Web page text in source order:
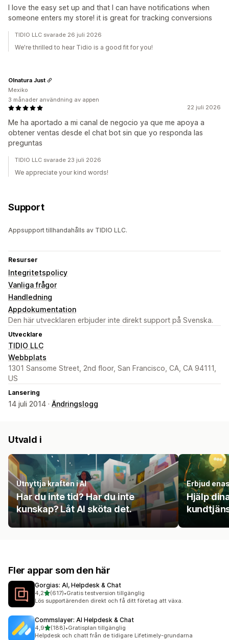
I love the easy set up and that I can have notifications when
someone enters my store! it is great for tracking conversions
TIDIO LLC svarade 26 juli 2026
We're thrilled to hear Tidio is a good fit for you!
22 juli 2026
Me ha aportado a mi canal de negocio ya que me apoya a
obtener ventas desde el chat bot sin que yo responda las
preguntas
Olnatura Just
Mexiko
3 månader användning av appen
TIDIO LLC svarade 23 juli 2026
We appreciate your kind words!
Support
Appsupport tillhandahålls av TIDIO LLC.
Resurser
Integritetspolicy
Vanliga frågor
Handledning
Appdokumentation
Den här utvecklaren erbjuder inte direkt support på Svenska.
Utvecklare
TIDIO LLC
Webbplats
1301 Sansome Street, 2nd floor, San Francisco, CA, CA 94111,
US
Lansering
14 juli 2014 · Ändringslogg
Utvald i
Utnyttja kraften i AI
Har du inte tid? Har du inte
kunskap? Låt AI sköta det.
Erbjud
Hjälp
Fler appar som den här
Gorgias: AI, Helpdesk & Chat
4,2av 5 stjärnor
(617)
617 recensioner totalt
•Gratis testversion tillgänglig
Lös supportärenden direkt och få ditt företag att växa.
Commslayer: AI Helpdesk & Chat
4,9av 5 stjärnor
(188)
188 recensioner totalt
•Gratisplan tillgänglig
Helpdesk och chatt från de tidigare Lifetimely-grundarna